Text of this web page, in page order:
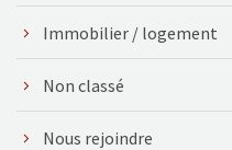
Immobilier / logement
Non classé
Nous rejoindre